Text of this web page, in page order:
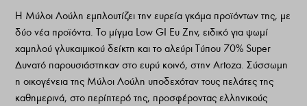
Η Μύλοι Λούλη εμπλουτίζει την ευρεία γκάμα προϊόντων της, με
δύο νέα προϊόντα. Το μίγμα Low GI Ευ Ζην, ειδικό για ψωμί
χαμηλού γλυκαιμικού δείκτη και το αλεύρι Τύπου 70% Super
Δυνατό παρουσιάστηκαν στο ευρύ κοινό, στην Artoza. Σύσσωμη
η οικογένεια της Μύλοι Λούλη υποδεχόταν τους πελάτες της
καθημερινά, στο περίπτερό της, προσφέροντας ελληνικούς